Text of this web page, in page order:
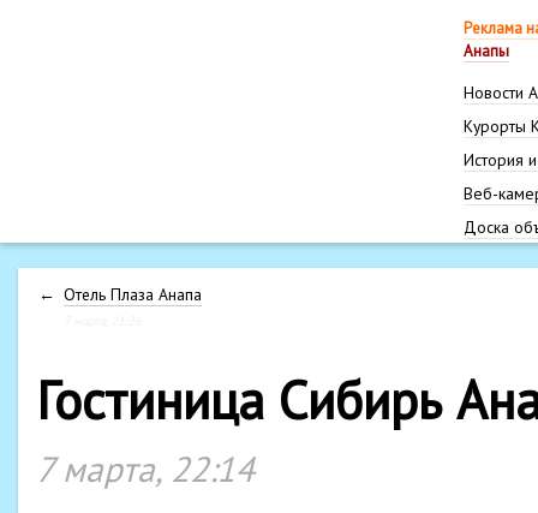
Реклама
Анапы
Новости
Курорты
История
Веб-
Доска
← Отель Плаза Анапа
Гостиница Сибирь
7 марта, 22:14